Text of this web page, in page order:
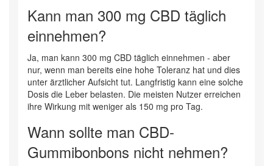
Kann man 300 mg CBD täglich
einnehmen?
Ja, man kann 300 mg CBD täglich einnehmen - aber
nur, wenn man bereits eine hohe Toleranz hat und dies
unter ärztlicher Aufsicht tut. Langfristig kann eine solche
Dosis die Leber belasten. Die meisten Nutzer erreichen
ihre Wirkung mit weniger als 150 mg pro Tag.
Wann sollte man CBD-
Gummibonbons nicht nehmen?